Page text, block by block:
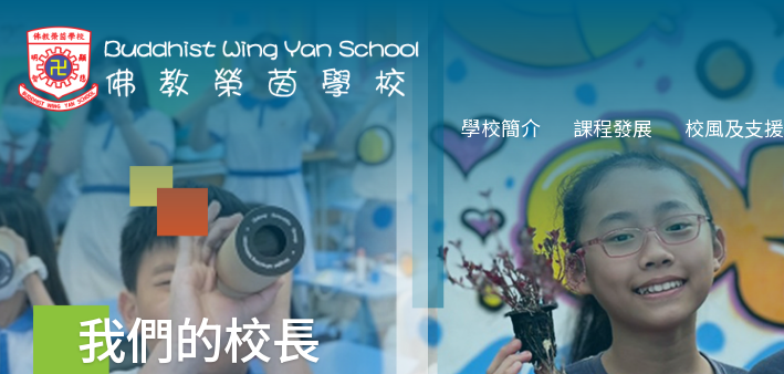
移至主內容
Main
navigation
學校簡介 課程發展 校風及支援
我們的校長